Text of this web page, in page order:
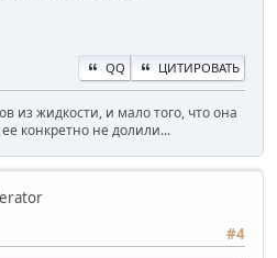
QQ ЦИТИРОВАТЬ
из жидкости, и мало того, что она
конкретно не долили...
#4